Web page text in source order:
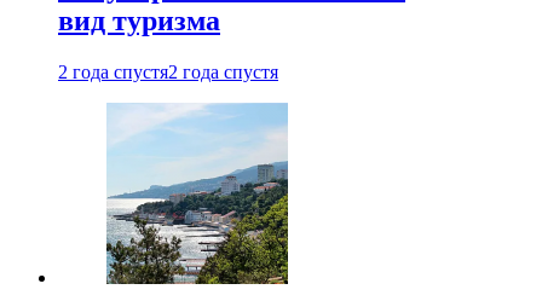
вид туризма
2 года спустя2 года спустя